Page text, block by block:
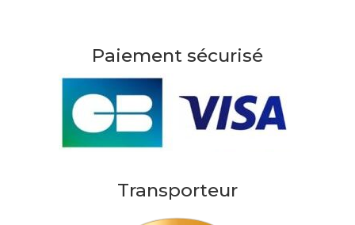
Paiement sécurisé
Transporteur